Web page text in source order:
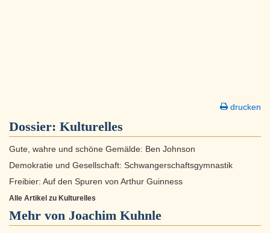
drucken
Dossier: Kulturelles
Gute, wahre und schöne Gemälde: Ben Johnson
Demokratie und Gesellschaft: Schwangerschaftsgymnastik
Freibier: Auf den Spuren von Arthur Guinness
Alle Artikel zu Kulturelles
Mehr von Joachim Kuhnle